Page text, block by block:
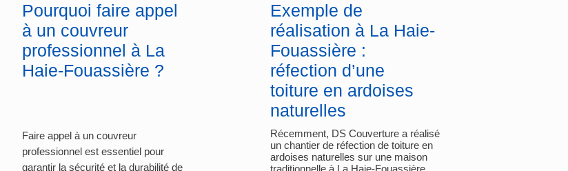
Pourquoi faire appel
à un couvreur
professionnel à La
Haie-Fouassière ?
Faire appel à un couvreur
professionnel est essentiel pour
garantir la sécurité et la durabilité de
Exemple de
réalisation à La Haie-
Fouassière :
réfection d’une
toiture en ardoises
naturelles
Récemment, DS Couverture a réalisé
un chantier de réfection de toiture en
ardoises naturelles sur une maison
traditionnelle à La Haie-Fouassière.